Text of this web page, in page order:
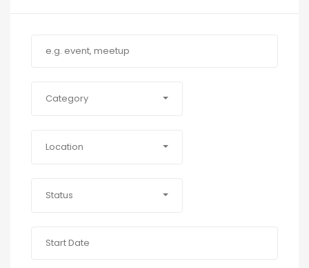
Category
Location
Status